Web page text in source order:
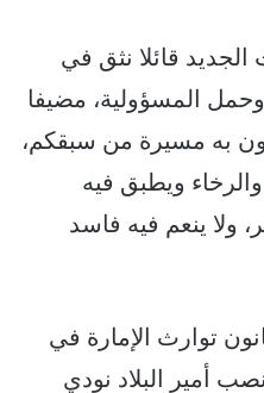
قائلا نثق في
المسؤولية، مضيفا
به مسيرة من سبقكم،
والرخاء ويطبق فيه
ولا ينعم فيه فاسد
توارث الإمارة في
أمير البلاد نودي